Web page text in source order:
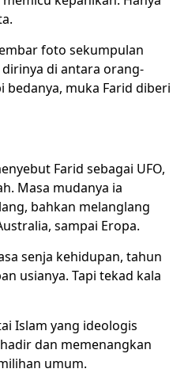
foto sekumpulan
di antara orang-
muka Farid diberi
Farid sebagai UFO,
. Masa mudanya ia
bahkan melanglang
sampai Eropa.
senja kehidupan, tahun
usianya. Tapi tekad kala
Islam yang ideologis
dan memenangkan
umum.